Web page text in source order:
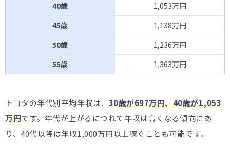
40歳
1,053万円
45歳
1,138万円
50歳
1,236万円
55歳
1,363万円
トヨタの年代別平均年収は、 30歳が697万円、40歳が1,053
万円です。年代が上がるにつれて年収は高くなる傾向にあ
り、40代以降は年収1,000万円以上稼ぐことも可能です。